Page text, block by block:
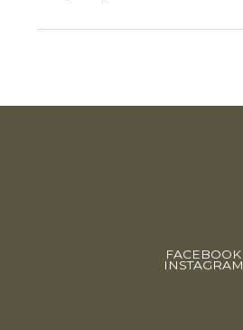
FACEBOOK
INSTAGRAM